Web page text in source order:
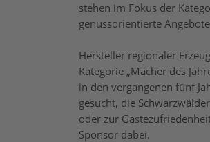
stehen im Fokus der
genussorientierte
Hersteller regionaler
Kategorie „Macher des
in den vergangenen fünf
gesucht, die
oder zur
Sponsor dabei.